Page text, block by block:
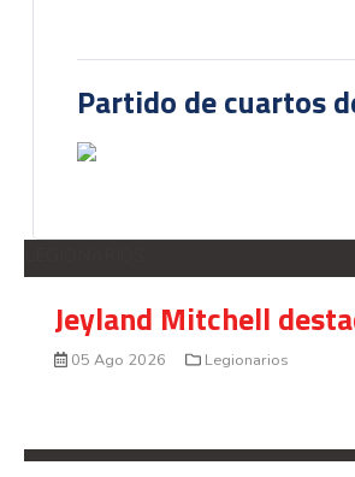
Partido de cuartos
Jeyland Mitchell
05 Ago 2026 Legionarios